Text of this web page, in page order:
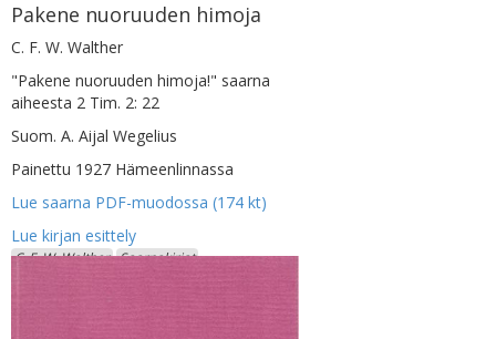
Pakene nuoruuden himoja
C. F. W. Walther
"Pakene nuoruuden himoja!" saarna
aiheesta 2 Tim. 2: 22
Suom. A. Aijal Wegelius
Painettu 1927 Hämeenlinnassa
Lue saarna PDF-muodossa (174 kt)
C. F. W. Walther Saarnakirjat